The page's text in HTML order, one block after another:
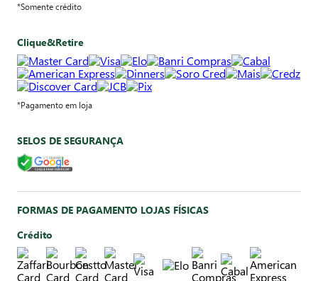
*Somente crédito
Clique&Retire
*Pagamento em loja
SELOS DE SEGURANÇA
FORMAS DE PAGAMENTO LOJAS FÍSICAS
Crédito